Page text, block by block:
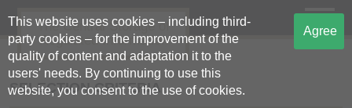
This website uses cookies – including third-
party cookies – for the improvement of the
quality of content and adaptation it to the
users' needs. By continuing to use this
website, you consent to the use of cookies.
Agree
The Central Storage of
Regulated Information
SELECTION CRITERIA